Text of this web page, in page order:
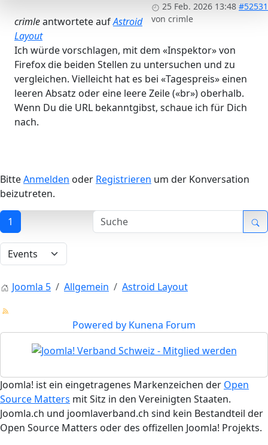
25 Feb. 2026 13:48 #52531
von crimle
crimleantwortete aufAstroid
Layout
Ich würde vorschlagen, mit dem «Inspektor» von
Firefox die beiden Stellen zu untersuchen und zu
vergleichen. Vielleicht hat es bei «Tagespreis» einen
leeren Absatz oder eine leere Zeile («br») oberhalb.
Wenn Du die URL bekanntgibst, schaue ich für Dich
nach.
BitteAnmelden oder Registrieren um der Konversation
beizutreten.
1
Joomla 5 Allgemein Astroid Layout
Powered by Kunena Forum
Joomla! ist ein eingetragenes Markenzeichen der Open
Source Matters mit Sitz in den Vereinigten Staaten.
Joomla.ch und joomlaverband.ch sind kein Bestandteil der
Open Source Matters oder des offizellen Joomla! Projekts.